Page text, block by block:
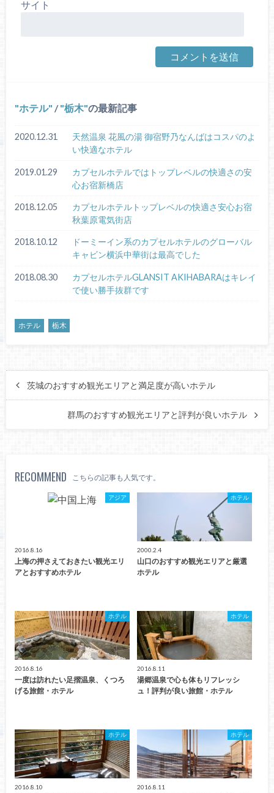
サイト
ホテル / 栃木 の最新記事
2020.12.31
天然温泉 花風の湯 御宿野乃なんばはコスパのよ
い快適なホテル
2019.01.29
カプセルホテルではトップレベルの快適さの安
心お宿新橋店
2018.12.05
カプセルホテルトップレベルの快適さ安心お宿
秋葉原電気街店
2018.10.12
ドーミーイン系のカプセルホテルのグローバル
キャビン横浜中華街は最高でした
2018.08.30
カプセルホテルGLANSIT AKIHABARAはキレイ
で使い勝手抜群です
ホテル 栃木
茨城のおすすめ観光エリアと満足度が高いホテル
群馬のおすすめ観光エリアと評判が良いホテル
RECOMMEND こちらの記事も人気です。
アジア
2016.8.16
上海の押さえておきたい観光エリ
アとおすすめホテル
ホテル
2000.2.4
山口のおすすめ観光エリアと厳選
ホテル
ホテル
2016.8.16
一度は訪れたい足摺温泉、くつろ
げる旅館・ホテル
ホテル
2016.8.11
湯郷温泉で心も体もリフレッシ
ュ！評判が良い旅館・ホテル
ホテル
2016.8.10
ホテル
2016.8.11